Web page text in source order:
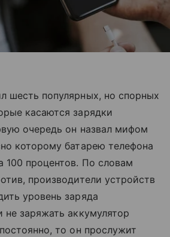
шесть популярных, но спорных
касаются зарядки
очередь он назвал мифом
которому батарею телефона
100 процентов. По словам
производители устройств
уровень заряда
заряжать аккумулятор
то он прослужит